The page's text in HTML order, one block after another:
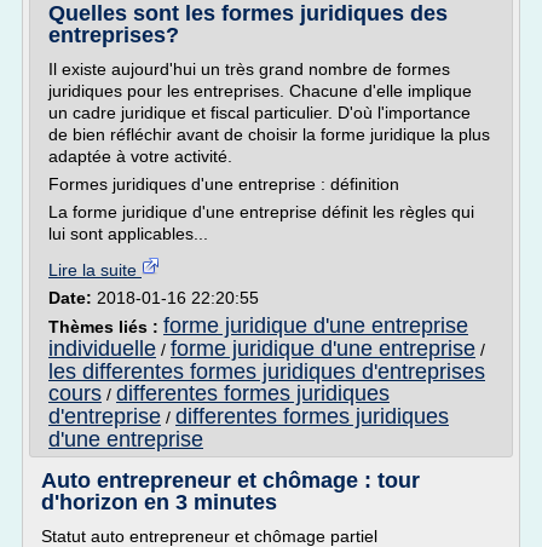
Quelles sont les formes juridiques des
entreprises?
Il existe aujourd'hui un très grand nombre de formes
juridiques pour les entreprises. Chacune d'elle implique
un cadre juridique et fiscal particulier. D'où l'importance
de bien réfléchir avant de choisir la forme juridique la plus
adaptée à votre activité.
Formes juridiques d'une entreprise : définition
La forme juridique d'une entreprise définit les règles qui
lui sont applicables...
Lire la suite
Date: 2018-01-16 22:20:55
Thèmes liés : forme juridique d'une entreprise
individuelle / forme juridique d'une entreprise /
les differentes formes juridiques d'entreprises
cours / differentes formes juridiques
d'entreprise / differentes formes juridiques
d'une entreprise
Auto entrepreneur et chômage : tour
d'horizon en 3 minutes
Statut auto entrepreneur et chômage partiel